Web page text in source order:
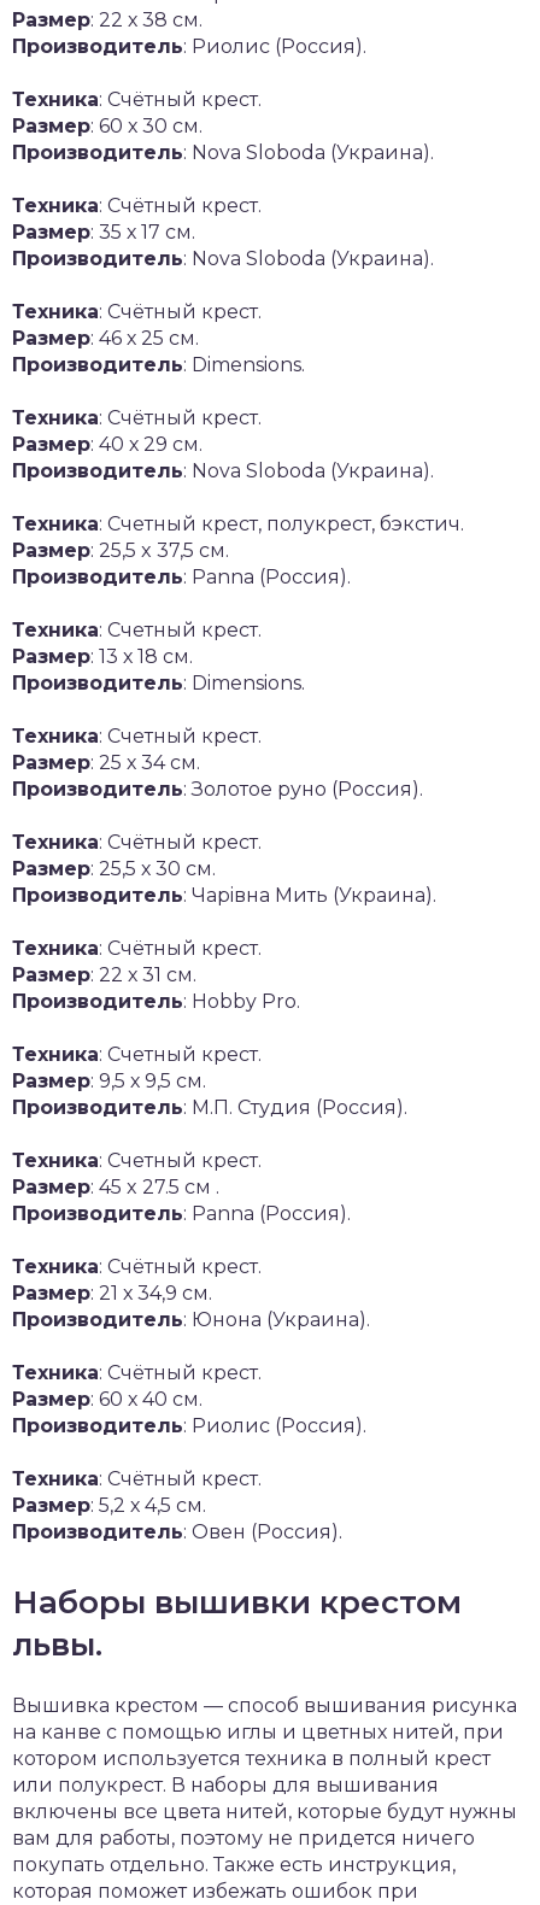
Размер: 22 х 38 см.
Производитель: Риолис (Россия).
Техника: Счётный крест.
Размер: 60 х 30 см.
Производитель: Nova Sloboda (Украина).
Техника: Счётный крест.
Размер: 35 х 17 см.
Производитель: Nova Sloboda (Украина).
Техника: Счётный крест.
Размер: 46 х 25 см.
Производитель: Dimensions.
Техника: Счётный крест.
Размер: 40 х 29 см.
Производитель: Nova Sloboda (Украина).
Техника: Счетный крест, полукрест, бэкстич.
Размер: 25,5 x 37,5 см.
Производитель: Panna (Россия).
Техника: Счетный крест.
Размер: 13 х 18 см.
Производитель: Dimensions.
Техника: Счетный крест.
Размер: 25 х 34 см.
Производитель: Золотое руно (Россия).
Техника: Счётный крест.
Размер: 25,5 х 30 см.
Производитель: Чарiвна Мить (Украина).
Техника: Счётный крест.
Размер: 22 х 31 см.
Производитель: Hobby Pro.
Техника: Счетный крест.
Размер: 9,5 х 9,5 см.
Производитель: М.П. Студия (Россия).
Техника: Счетный крест.
Размер: 45 x 27.5 см .
Производитель: Panna (Россия).
Техника: Счётный крест.
Размер: 21 х 34,9 см.
Производитель: Юнона (Украина).
Техника: Счётный крест.
Размер: 60 х 40 см.
Производитель: Риолис (Россия).
Техника: Счётный крест.
Размер: 5,2 х 4,5 см.
Производитель: Овен (Россия).
Наборы вышивки крестом
львы.
Вышивка крестом — способ вышивания рисунка
на канве с помощью иглы и цветных нитей, при
котором используется техника в полный крест
или полукрест. В наборы для вышивания
включены все цвета нитей, которые будут нужны
вам для работы, поэтому не придется ничего
покупать отдельно. Также есть инструкция,
которая поможет избежать ошибок при